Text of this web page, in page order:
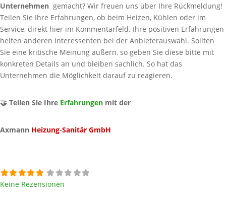
Unternehmen gemacht? Wir freuen uns über Ihre Rückmeldung!
Teilen Sie Ihre Erfahrungen, ob beim Heizen, Kühlen oder im
Service, direkt hier im Kommentarfeld. Ihre positiven Erfahrungen
helfen anderen Interessenten bei der Anbieterauswahl. Sollten
Sie eine kritische Meinung äußern, so geben Sie diese bitte mit
konkreten Details an und bleiben sachlich. So hat das
Unternehmen die Möglichkeit darauf zu reagieren.
🤝 Teilen Sie Ihre Erfahrungen mit der
Axmann Heizung-Sanitär GmbH
Keine Rezensionen